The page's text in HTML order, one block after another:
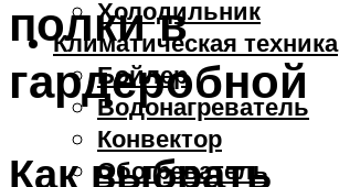
Холодильник
Климатическая техника
Бойлер
Водонагреватель
Конвектор
Обогреватель
полки в
гардеробной
Как выбрать